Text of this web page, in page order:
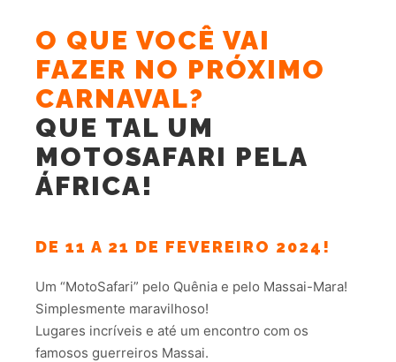
O QUE VOCÊ VAI
FAZER NO PRÓXIMO
CARNAVAL?
QUE TAL UM
MOTOSAFARI PELA
ÁFRICA!
DE 11 A 21 DE FEVEREIRO 2024!
Um “MotoSafari” pelo Quênia e pelo Massai-Mara!
Simplesmente maravilhoso!
Lugares incríveis e até um encontro com os
famosos guerreiros Massai.